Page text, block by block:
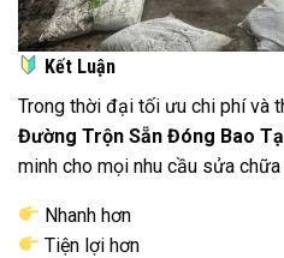
Kết Luận
Trong thời đại tối ưu chi phí và
Đường Trộn Sẵn Đóng Bao
minh cho mọi nhu cầu sửa
Nhanh hơn
Tiện lợi hơn